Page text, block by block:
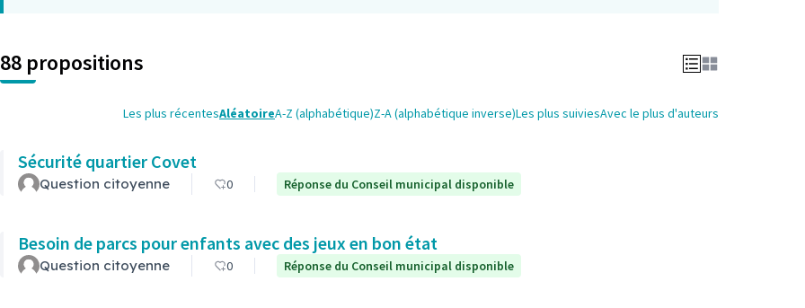
88 propositions
Les plus récentesAléatoireA-Z (alphabétique)Z-A (alphabétique inverse)Les plus suiviesAvec le plus d'auteurs
Sécurité quartier Covet
Question citoyenne 0 Réponse du Conseil municipal disponible
Besoin de parcs pour enfants avec des jeux en bon état
Question citoyenne 0 Réponse du Conseil municipal disponible